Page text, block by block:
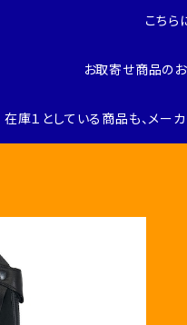
こちら
お取寄せ商品の
在庫１としている商品も、メー